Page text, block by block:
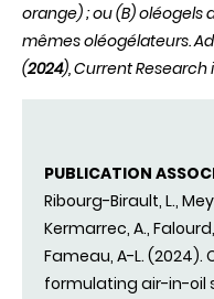
orange) ; ou (B) oléogels
mêmes oléogélateurs.
(2024), Current Research
PUBLICATION
Ribourg-Birault, L.,
Kermarrec, A.,
Fameau, A-L.
formulating air-in-oil